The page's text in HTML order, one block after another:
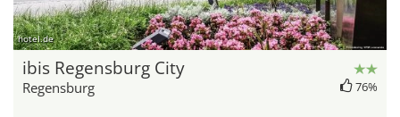
hotel.de
ibis Regensburg City
Regensburg 76%